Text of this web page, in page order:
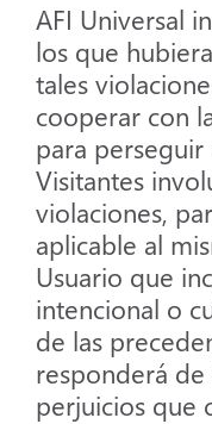
AFI Universal
los que
tales
cooperar con
para perseguir
Visitantes
violaciones,
aplicable al
Usuario que
intencional o
de las
responderá
perjuicios que